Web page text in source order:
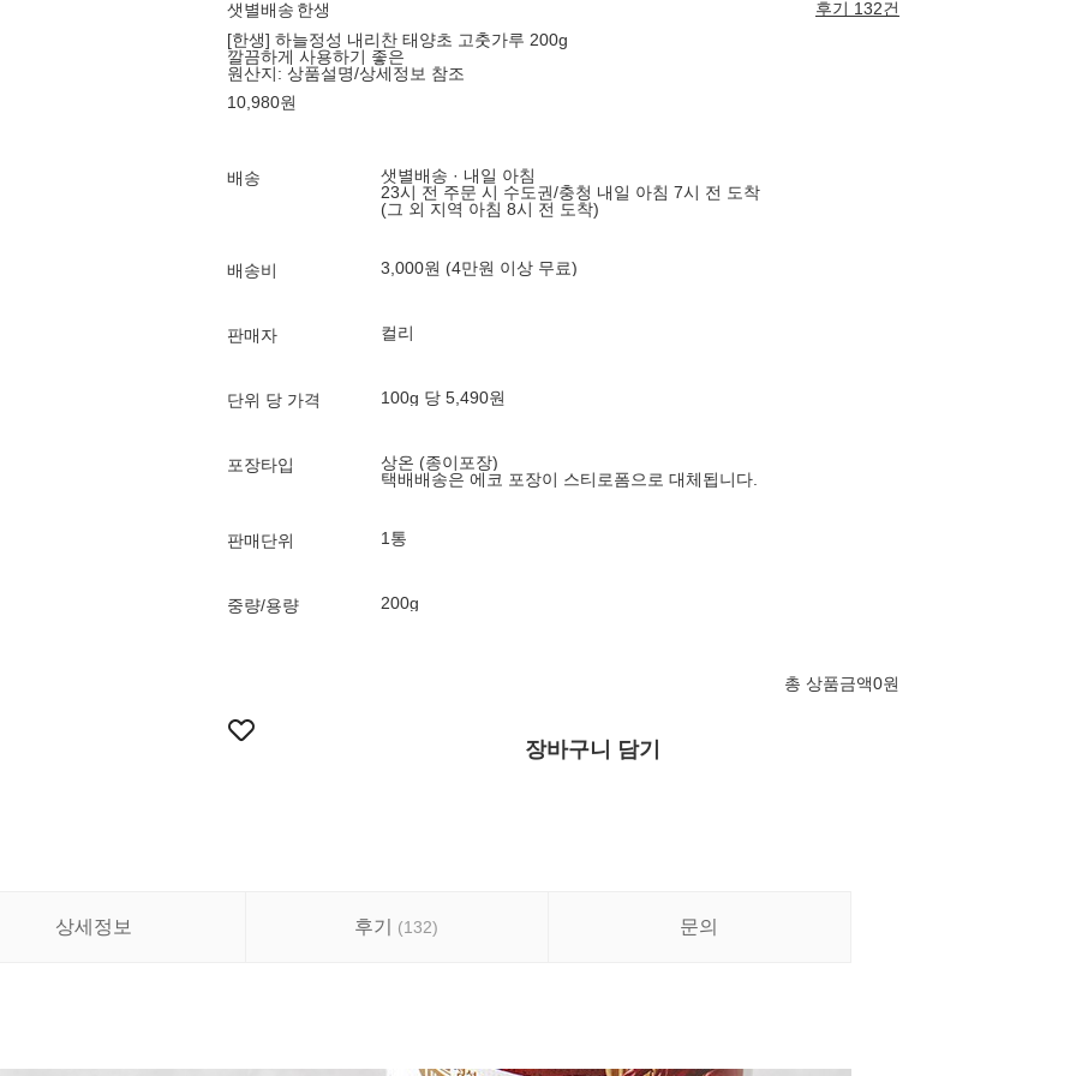
샛별배송 한생
후기 132건
[한생] 하늘정성 내리찬 태양초 고춧가루 200g
깔끔하게 사용하기 좋은
원산지: 상품설명/상세정보 참조
10,980원
배송
샛별배송 · 내일 아침
23시 전 주문 시 수도권/충청 내일 아침 7시 전 도착
(그 외 지역 아침 8시 전 도착)
배송비 3,000원 (4만원 이상 무료)
판매자 컬리
단위 당 가격 100g 당 5,490원
포장타입
상온 (종이포장)
택배배송은 에코 포장이 스티로폼으로 대체됩니다.
판매단위 1통
중량/용량 200g
총 상품금액0원
장바구니 담기
상세정보 후기 (132) 문의